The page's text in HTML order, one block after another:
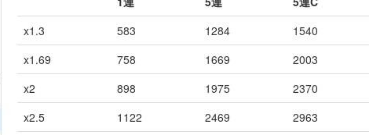
x1.3
583 1284 1540
x1.69
758 1669 2003
x2
898 1975 2370
x2.5
1122 2469 2963